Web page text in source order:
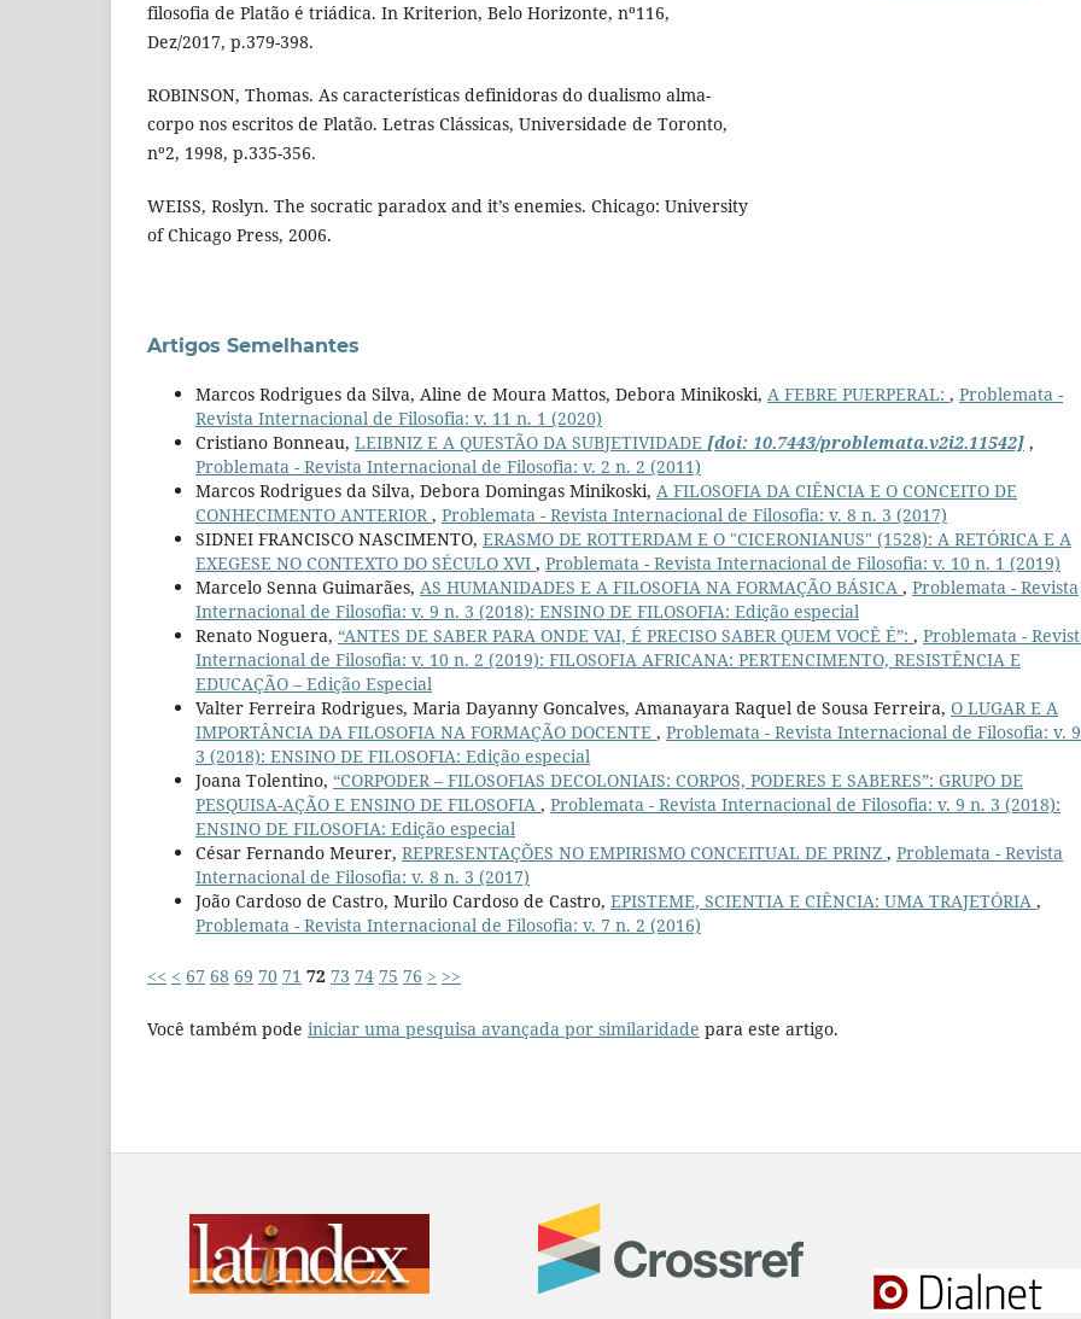
filosofia de Platão é triádica. In Kriterion, Belo Horizonte, nº116,
Dez/2017, p.379-398.
ROBINSON, Thomas. As características definidoras do dualismo alma-
corpo nos escritos de Platão. Letras Clássicas, Universidade de Toronto,
nº2, 1998, p.335-356.
WEISS, Roslyn. The socratic paradox and it’s enemies. Chicago: University
of Chicago Press, 2006.
Artigos Semelhantes
Marcos Rodrigues da Silva, Aline de Moura Mattos, Debora Minikoski, A FEBRE PUERPERAL: , Problemata -
Revista Internacional de Filosofia: v. 11 n. 1 (2020)
Cristiano Bonneau, LEIBNIZ E A QUESTÃO DA SUBJETIVIDADE [doi: 10.7443/problemata.v2i2.11542] ,
Problemata - Revista Internacional de Filosofia: v. 2 n. 2 (2011)
Marcos Rodrigues da Silva, Debora Domingas Minikoski, A FILOSOFIA DA CIÊNCIA E O CONCEITO DE
CONHECIMENTO ANTERIOR, Problemata - Revista Internacional de Filosofia: v. 8 n. 3 (2017)
SIDNEI FRANCISCO NASCIMENTO, ERASMO DE ROTTERDAM E O "CICERONIANUS" (1528): A RETÓRICA E A
EXEGESE NO CONTEXTO DO SÉCULO XVI , Problemata - Revista Internacional de Filosofia: v. 10 n. 1 (2019)
Marcelo Senna Guimarães, AS HUMANIDADES E A FILOSOFIA NA FORMAÇÃO BÁSICA , Problemata - Revista
Internacional de Filosofia: v. 9 n. 3 (2018): ENSINO DE FILOSOFIA: Edição especial
Renato Noguera, “ANTES DE SABER PARA ONDE VAI, É PRECISO SABER QUEM VOCÊ É”: , Problemata -
Internacional de Filosofia: v. 10 n. 2 (2019): FILOSOFIA AFRICANA: PERTENCIMENTO, RESISTÊNCIA E
EDUCAÇÃO – Edição Especial
Valter Ferreira Rodrigues, Maria Dayanny Goncalves, Amanayara Raquel de Sousa Ferreira, O LUGAR E A
IMPORTÂNCIA DA FILOSOFIA NA FORMAÇÃO DOCENTE , Problemata - Revista Internacional de Filosofia: v.
3 (2018): ENSINO DE FILOSOFIA: Edição especial
Joana Tolentino, “CORPODER – FILOSOFIAS DECOLONIAIS: CORPOS, PODERES E SABERES”: GRUPO DE
PESQUISA-AÇÃO E ENSINO DE FILOSOFIA , Problemata - Revista Internacional de Filosofia: v. 9 n. 3 (2018):
ENSINO DE FILOSOFIA: Edição especial
César Fernando Meurer, REPRESENTAÇÕES NO EMPIRISMO CONCEITUAL DE PRINZ , Problemata - Revista
Internacional de Filosofia: v. 8 n. 3 (2017)
João Cardoso de Castro, Murilo Cardoso de Castro, EPISTEME, SCIENTIA E CIÊNCIA: UMA TRAJETÓRIA ,
Problemata - Revista Internacional de Filosofia: v. 7 n. 2 (2016)
<< < 67 68 69 70 71 72 73 74 75 76 > >>
Você também pode iniciar uma pesquisa avançada por similaridade para este artigo.